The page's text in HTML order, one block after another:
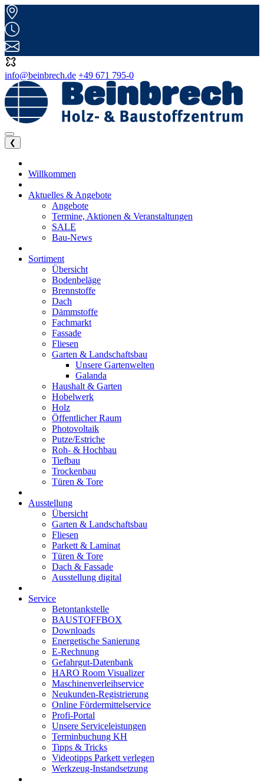
info@beinbrech.de +49 671 795-0
❮
Willkommen
Aktuelles & Angebote
Angebote
Termine, Aktionen & Veranstaltungen
SALE
Bau-News
Sortiment
Übersicht
Bodenbeläge
Brennstoffe
Dach
Dämmstoffe
Fachmarkt
Fassade
Fliesen
Garten & Landschaftsbau
Unsere Gartenwelten
Galanda
Haushalt & Garten
Hobelwerk
Holz
Öffentlicher Raum
Photovoltaik
Putze/Estriche
Roh- & Hochbau
Tiefbau
Trockenbau
Türen & Tore
Ausstellung
Übersicht
Garten & Landschaftsbau
Fliesen
Parkett & Laminat
Türen & Tore
Dach & Fassade
Ausstellung digital
Service
Betontankstelle
BAUSTOFFBOX
Downloads
Energetische Sanierung
E-Rechnung
Gefahrgut-Datenbank
HARO Room Visualizer
Maschinenverleihservice
Neukunden-Registrierung
Online Fördermittelservice
Profi-Portal
Unsere Serviceleistungen
Terminbuchung KH
Tipps & Tricks
Videotipps Parkett verlegen
Werkzeug-Instandsetzung